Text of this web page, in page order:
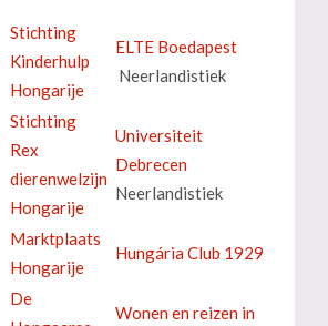
Stichting
Kinderhulp
Hongarije
ELTE Boedapest
Neerlandistiek
Stichting
Rex
dierenwelzijn
Hongarije
Universiteit
Debrecen
Neerlandistiek
Marktplaats
Hongarije
Hungária Club 1929
De
Wonen en reizen in